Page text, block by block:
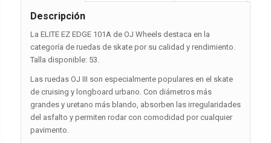
Descripción
La ELITE EZ EDGE 101A de OJ Wheels destaca en la
categoría de ruedas de skate por su calidad y rendimiento.
Talla disponible: 53.
Las ruedas OJ III son especialmente populares en el skate
de cruising y longboard urbano. Con diámetros más
grandes y uretano más blando, absorben las irregularidades
del asfalto y permiten rodar con comodidad por cualquier
pavimento.